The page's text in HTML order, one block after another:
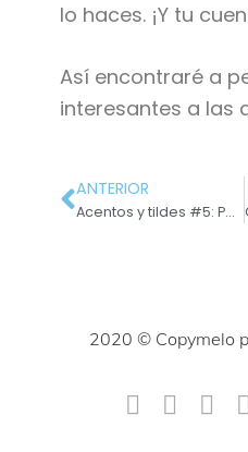
lo haces. ¡Y tu
Así encontraré a
interesantes a las
ANTERIOR
Acentos y tildes #5: Palabras sobreesdrújulas
2020 © Copymelo